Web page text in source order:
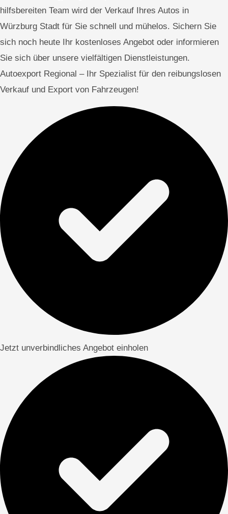
hilfsbereiten Team wird der Verkauf Ihres Autos in
Würzburg Stadt für Sie schnell und mühelos. Sichern Sie
sich noch heute Ihr kostenloses Angebot oder informieren
Sie sich über unsere vielfältigen Dienstleistungen.
Autoexport Regional – Ihr Spezialist für den reibungslosen
Verkauf und Export von Fahrzeugen!
Jetzt unverbindliches Angebot einholen